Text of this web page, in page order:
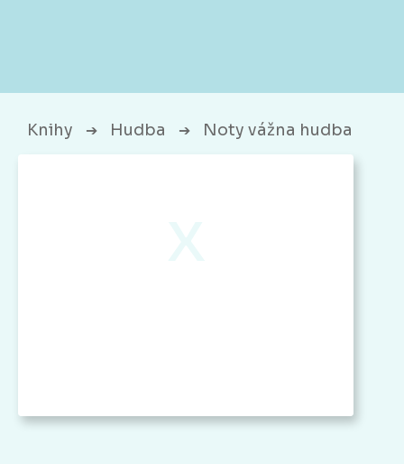
Knihy ➔ Hudba ➔ Noty vážna hudba